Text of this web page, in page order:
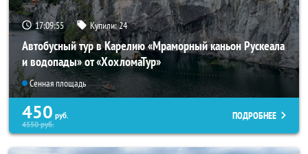
17:09:53 Купили:24
Автобусный тур в Карелию «Мраморный каньон Рускеала
и водопады» от «ХохломаТур»
Сенная площадь
450 руб.
4550руб.
ПОДРОБНЕЕ